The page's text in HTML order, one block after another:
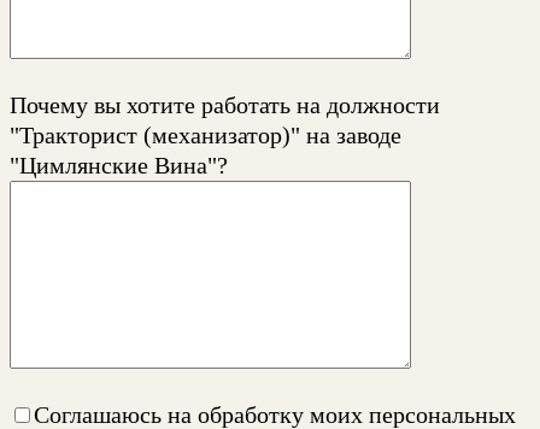
Почему вы хотите работать на должности
"Тракторист (механизатор)" на заводе
"Цимлянские Вина"?
Соглашаюсь на обработку моих персональных